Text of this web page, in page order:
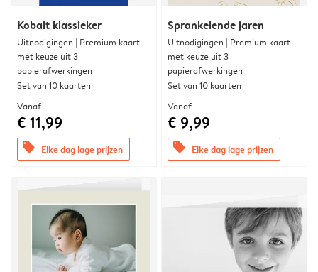
Kobalt klassieker
Uitnodigingen | Premium kaart
met keuze uit 3
papierafwerkingen
Set van 10 kaarten
Vanaf
€ 11,99
offers Elke dag lage prijzen
Sprankelende jaren
Uitnodigingen | Premium kaart
met keuze uit 3
papierafwerkingen
Set van 10 kaarten
Vanaf
€ 9,99
offers Elke dag lage prijzen